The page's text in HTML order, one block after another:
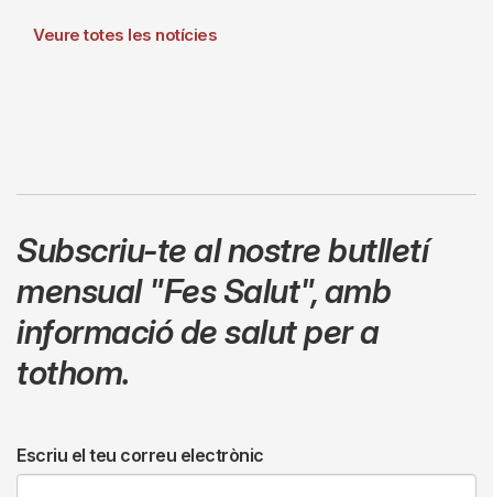
Veure totes les notícies
Subscriu-te al nostre butlletí
mensual "Fes Salut",amb
informació de salut per a
tothom.
Escriu el teu correu electrònic